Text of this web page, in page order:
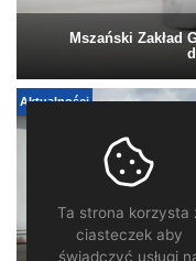
Mszański Zakład
Aktualności
Ta strona korzysta
ciasteczek aby
świadczyć usługi